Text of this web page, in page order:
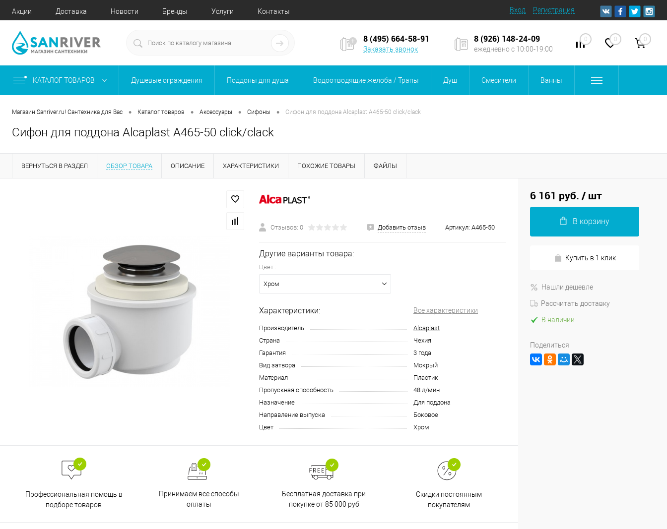
Акции Доставка Новости Бренды Услуги Контакты Вход Регистрация
8 (495) 664-58-91
Заказать звонок
8 (926) 148-24-09
ежедневно с 10:00-19:00
0 0 0
КАТАЛОГ ТОВАРОВ Душевые ограждения Поддоны для душа Водоотводящие желоба / Трапы Душ Смесители Ванны
Магазин Sanriver.ru! Сантехника для Вас • Каталог товаров • Аксессуары • Сифоны • Сифон для поддона Alcaplast A465-50 click/clack
Сифон для поддона Alcaplast A465-50 click/clack
ВЕРНУТЬСЯ В РАЗДЕЛ ОБЗОР ТОВАРА ОПИСАНИЕ ХАРАКТЕРИСТИКИ ПОХОЖИЕ ТОВАРЫ ФАЙЛЫ
Отзывов: 0 Добавить отзыв Артикул: A465-50
Другие варианты товара:
Цвет :
Хром
Характеристики: Все характеристики
Производитель
Alcaplast
Страна
Чехия
Гарантия
3 года
Вид затвора
Мокрый
Материал
Пластик
Пропускная способность
48 л/мин
Назначение
Для поддона
Направление выпуска
Боковое
Цвет
Хром
Профессиональная помощь в
подборе товаров
Принимаем все способы
оплаты
Бесплатная доставка при
покупке от 85 000 руб
Скидки постоянным
покупателям
6 161 руб. / шт
В корзину
Купить в 1 клик
Нашли дешевле
Рассчитать доставку
В наличии
Поделиться